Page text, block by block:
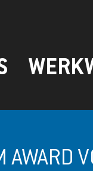
AWARD